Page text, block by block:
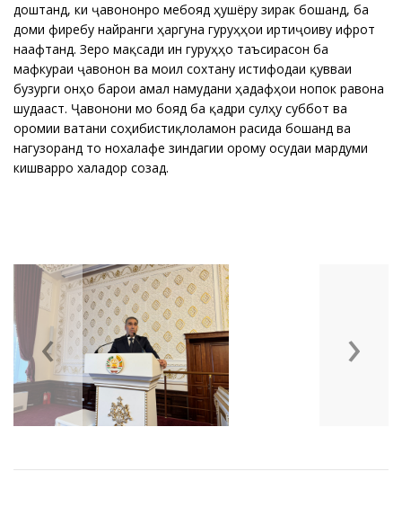
доштанд, ки ҷавононро мебояд ҳушёру зирак бошанд, ба
доми фиребу найранги ҳаргуна гуруҳҳои иртиҷоиву ифротӣ
наафтанд. Зеро мақсади ин гуруҳҳо таъсирасонӣ ба
мафкураи ҷавонон ва моил сохтану истифодаи қувваи
бузурги онҳо барои амалӣ намудани ҳадафҳои нопок равона
шудааст. Ҷавонони мо бояд ба қадри сулҳу суббот ва
оромии ватани соҳибистиқлоламон расида бошанд ва
нагузоранд то нохалафе зиндагии орому осудаи мардуми
кишварро халадор созад.
‹ ›